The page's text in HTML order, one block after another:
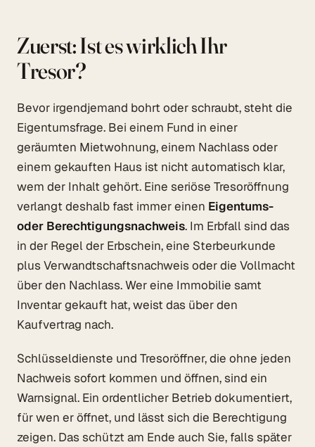
Zuerst: Ist es wirklich Ihr
Tresor?
Bevor irgendjemand bohrt oder schraubt, steht die
Eigentumsfrage. Bei einem Fund in einer
geräumten Mietwohnung, einem Nachlass oder
einem gekauften Haus ist nicht automatisch klar,
wem der Inhalt gehört. Eine seriöse Tresoröffnung
verlangt deshalb fast immer einen Eigentums-
oder Berechtigungsnachweis. Im Erbfall sind das
in der Regel der Erbschein, eine Sterbeurkunde
plus Verwandtschaftsnachweis oder die Vollmacht
über den Nachlass. Wer eine Immobilie samt
Inventar gekauft hat, weist das über den
Kaufvertrag nach.
Schlüsseldienste und Tresoröffner, die ohne jeden
Nachweis sofort kommen und öffnen, sind ein
Warnsignal. Ein ordentlicher Betrieb dokumentiert,
für wen er öffnet, und lässt sich die Berechtigung
zeigen. Das schützt am Ende auch Sie, falls später